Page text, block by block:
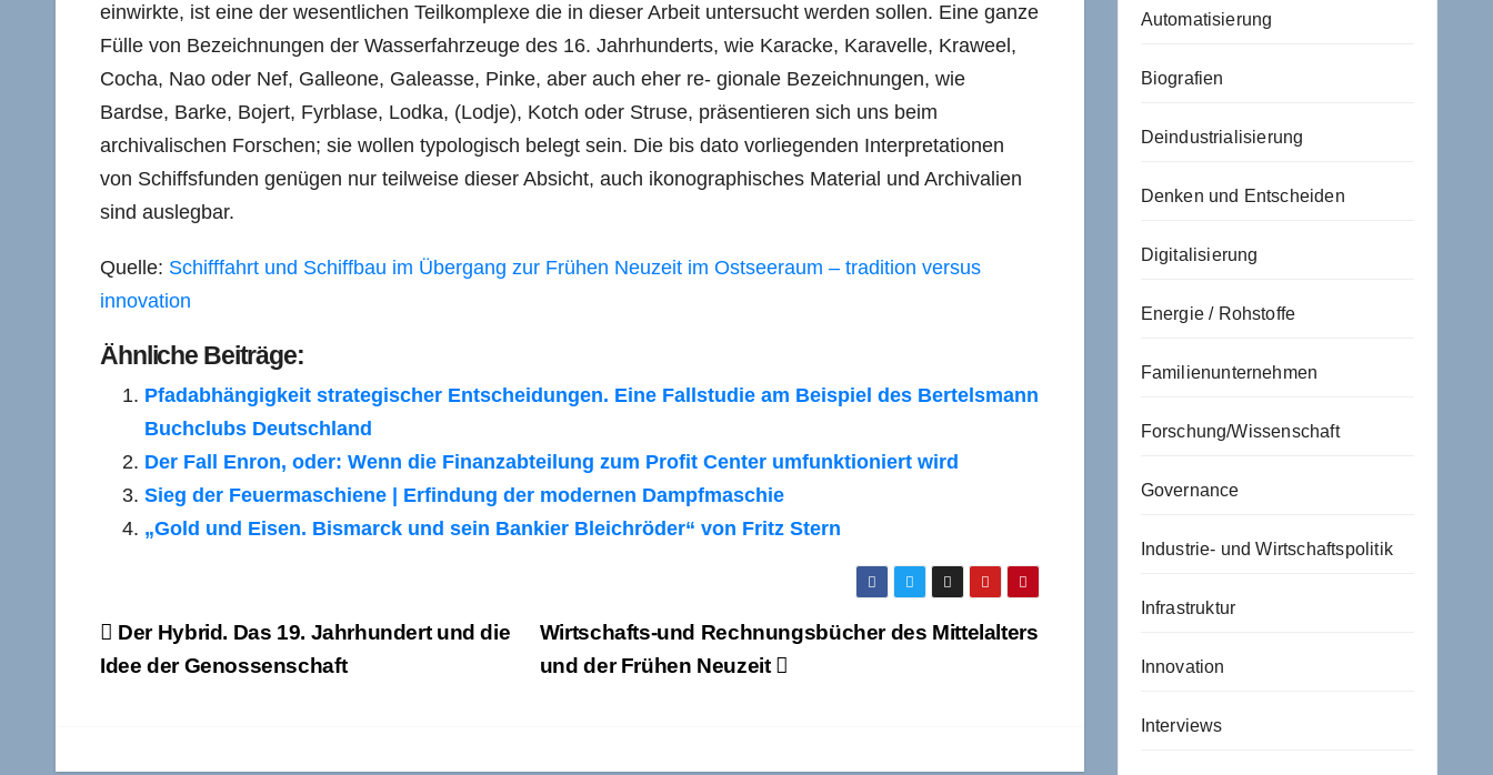
einwirkte, ist eine der wesentlichen Teilkomplexe die in dieser Arbeit untersucht werden sollen. Eine ganze
Fülle von Bezeichnungen der Wasserfahrzeuge des 16. Jahrhunderts, wie Karacke, Karavelle, Kraweel,
Cocha, Nao oder Nef, Galleone, Galeasse, Pinke, aber auch eher re- gionale Bezeichnungen, wie
Bardse, Barke, Bojert, Fyrblase, Lodka, (Lodje), Kotch oder Struse, präsentieren sich uns beim
archivalischen Forschen; sie wollen typologisch belegt sein. Die bis dato vorliegenden Interpretationen
von Schiffsfunden genügen nur teilweise dieser Absicht, auch ikonographisches Material und Archivalien
sind auslegbar.
Quelle: Schifffahrt und Schiffbau im Übergang zur Frühen Neuzeit im Ostseeraum – tradition versus
innovation
Ähnliche Beiträge:
Pfadabhängigkeit strategischer Entscheidungen. Eine Fallstudie am Beispiel des Bertelsmann
Buchclubs Deutschland
Der Fall Enron, oder: Wenn die Finanzabteilung zum Profit Center umfunktioniert wird
Sieg der Feuermaschiene | Erfindung der modernen Dampfmaschie
„Gold und Eisen. Bismarck und sein Bankier Bleichröder“ von Fritz Stern
Beitragsnavigation
Wirtschafts-und Rechnungsbücher des Mittelalters
und der Frühen Neuzeit
Der Hybrid. Das 19. Jahrhundert und die
Idee der Genossenschaft
Automatisierung
Biografien
Deindustrialisierung
Denken und Entscheiden
Digitalisierung
Energie / Rohstoffe
Familienunternehmen
Forschung/Wissenschaft
Governance
Industrie- und Wirtschaftspolitik
Infrastruktur
Innovation
Interviews